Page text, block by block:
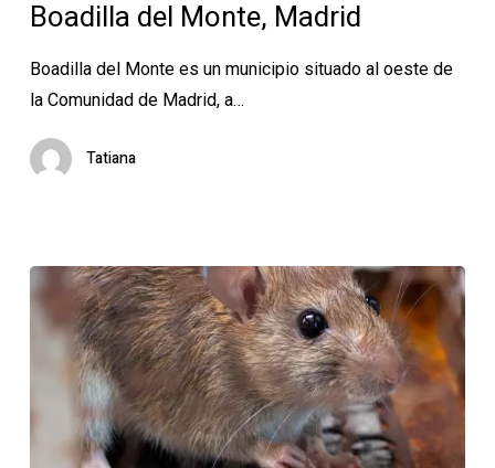
Madrid
Boadilla del Monte, Madrid
Boadilla del Monte es un municipio situado al oeste de
la Comunidad de Madrid, a…
Tatiana